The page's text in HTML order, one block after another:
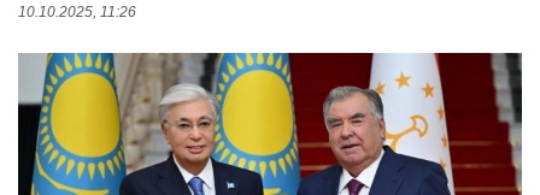
10.10.2025, 11:26